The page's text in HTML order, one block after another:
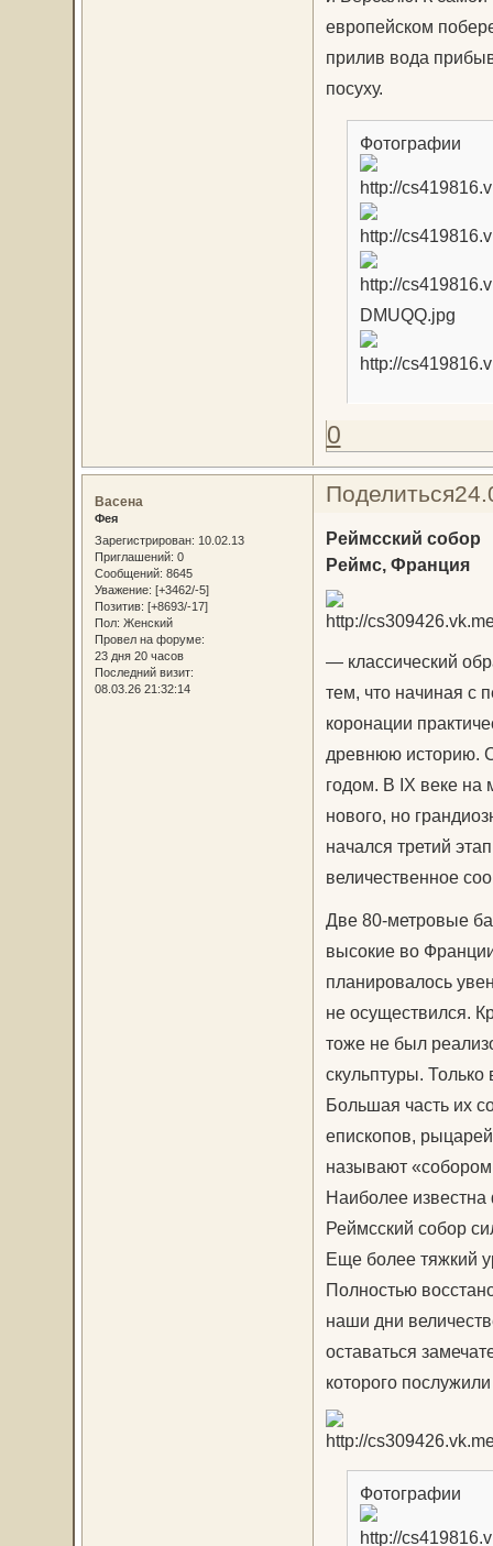
европейском
прилив вода
посуху.
Фотографии
0
Поделиться
Васена
Фея
Зарегистрирован: 10.02.13
Приглашений: 0
Сообщений: 8645
Уважение: [+3462/-5]
Позитив: [+8693/-17]
Пол: Женский
Провел на форуме:
23 дня 20 часов
Последний визит:
08.03.26 21:32:14
Реймсский собор
Реймс, Франция
— классический
тем, что начиная с
коронации
древнюю историю.
годом. В IX веке на
нового, но
начался третий
величественное
Две 80-метровые
высокие во
планировалось
не осуществился.
тоже не был
скульптуры.
Большая часть их
епископов,
называют
Наиболее
Реймсский собор
Еще более тяжкий
Полностью
наши дни
оставаться
которого
Фотографии